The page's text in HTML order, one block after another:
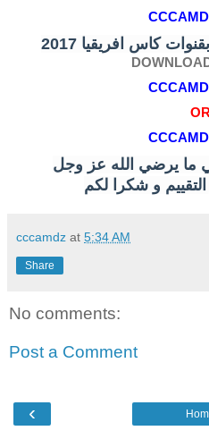
كاس افريقيا 2017
OR
ما يرضي الله عز وجل
التقييم و شكرا لكم
cccamdz at 5:34 AM
Share
No comments:
Post a Comment
‹